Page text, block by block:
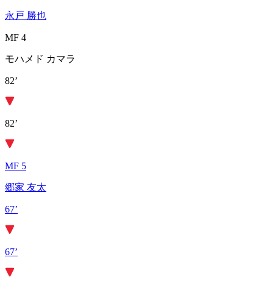
永戸 勝也
MF 4
モハメド カマラ
82’
82’
MF 5
郷家 友太
67’
67’